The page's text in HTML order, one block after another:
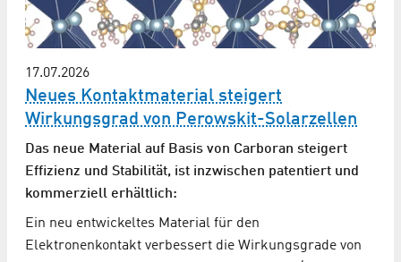
17.07.2026
Neues Kontaktmaterial steigert
Wirkungsgrad von Perowskit-Solarzellen
Das neue Material auf Basis von Carboran steigert
Effizienz und Stabilität, ist inzwischen patentiert und
kommerziell erhältlich:
Ein neu entwickeltes Material für den
Elektronenkontakt verbessert die Wirkungsgrade von